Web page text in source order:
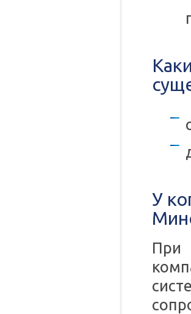
У
При